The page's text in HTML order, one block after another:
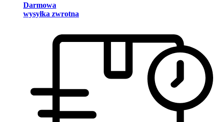
Darmowa
wysyłka zwrotna